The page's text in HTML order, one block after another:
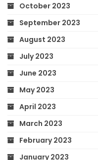
October 2023
September 2023
August 2023
July 2023
June 2023
May 2023
April 2023
March 2023
February 2023
January 2023